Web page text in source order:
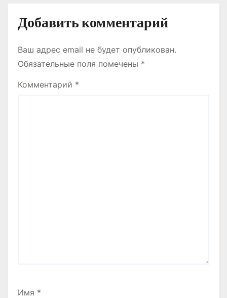
Добавить комментарий
Ваш адрес email не будет опубликован.
Обязательные поля помечены *
Комментарий *
Имя *